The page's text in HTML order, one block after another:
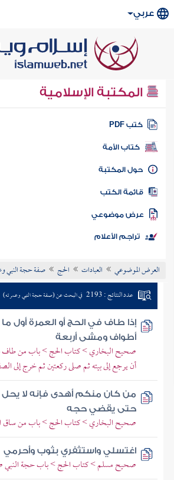
عربي
المكتبة الإسلامية
كتب PDF
كتاب الأمة
المكتبة
الكتب
موضوعي
تراجم الأعلام
العرض الموضوعي العبادات الحج صفة حجة النبي
عدد النتائج : 2193 في البحث عن (صفة حجة النبي وعمرته)
إذا طاف في الحج أو العمرة أول
أطواف ومشى أربعة
صحيح البخاري > كتاب الحج > باب من طاف
أن يرجع إلى بيته ثم صلى ركعتين ثم خرج إلى
من كان منكم أهدى فإنه لا
حتى يقضي حجه
صحيح البخاري > كتاب الحج > باب من ساق
اغتسلي واستثفري بثوب وأحرمي
صحيح مسلم > كتاب الحج > باب حجة النبي